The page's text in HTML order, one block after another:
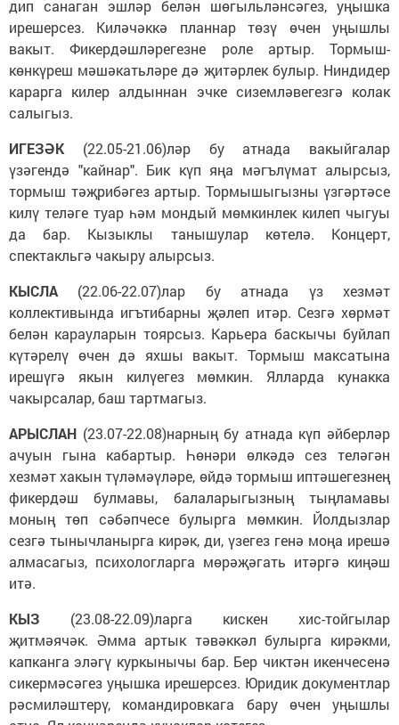
дип санаган эшләр белән шөгыльләнсәгез, уңышка
ирешерсез. Киләчәккә планнар төзү өчен уңышлы
вакыт. Фикердәшләрегезне роле артыр. Тормыш-
көнкүреш мәшәкатьләре дә җитәрлек булыр. Ниндидер
карарга килер алдыннан эчке сиземләвегезгә колак
салыгыз.
ИГЕЗӘК(22.05-21.06)ләр бу атнада вакыйгалар
үзәгендә "кайнар". Бик күп яңа мәгълүмат алырсыз,
тормыш тәҗрибәгез артыр. Тормышыгызны үзгәртәсе
килү теләге туар һәм мондый мөмкинлек килеп чыгуы
да бар. Кызыклы танышулар көтелә. Концерт,
спектакльгә чакыру алырсыз.
КЫСЛА (22.06-22.07)лар бу атнада үз хезмәт
коллективында игътибарны җәлеп итәр. Сезгә хөрмәт
белән карауларын тоярсыз. Карьера баскычы буйлап
күтәрелү өчен дә яхшы вакыт. Тормыш максатына
ирешүгә якын килүегез мөмкин. Ялларда кунакка
чакырсалар, баш тартмагыз.
АРЫСЛАН (23.07-22.08)нарның бу атнада күп әйберләр
ачуын гына кабартыр. Һөнәри өлкәдә сез теләгән
хезмәт хакын түләмәүләре, өйдә тормыш иптәшегезнең
фикердәш булмавы, балаларыгызның тыңламавы
моның төп сәбәпчесе булырга мөмкин. Йолдызлар
сезгә тынычланырга кирәк, ди, үзегез генә моңа ирешә
алмасагыз, психологларга мөрәҗәгать итәргә киңәш
итә.
КЫЗ (23.08-22.09)ларга кискен хис-тойгылар
җитмәячәк. Әмма артык тәвәккәл булырга кирәкми,
капканга эләгү куркынычы бар. Бер чиктән икенчесенә
сикермәсәгез уңышка ирешерсез. Юридик документлар
рәсмиләштерү, командировкага бару өчен уңышлы